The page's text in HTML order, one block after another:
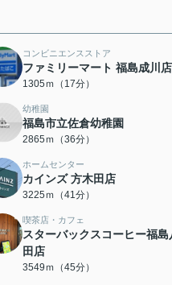
コンビニエンスストア
ファミリーマート 福島成川店
1305ｍ（17分）
幼稚園
福島市立佐倉幼稚園
2865ｍ（36分）
ホームセンター
カインズ 方木田店
3225ｍ（41分）
喫茶店・カフェ
スターバックスコーヒー福島
田店
3549ｍ（45分）